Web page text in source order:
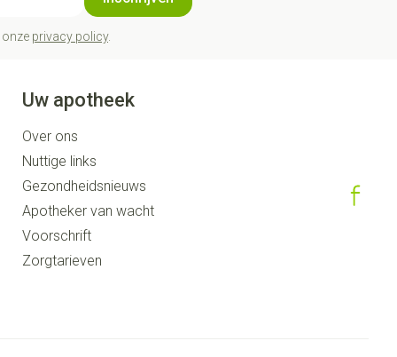
privacy policy.
Uw apotheek
Over ons
Nuttige links
Gezondheidsnieuws
Apotheker van wacht
Voorschrift
Zorgtarieven